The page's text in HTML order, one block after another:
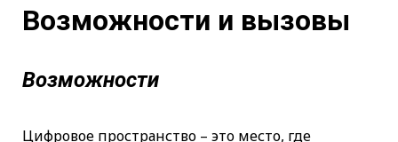
Возможности и вызовы
Возможности
Цифровое пространство – это место, где